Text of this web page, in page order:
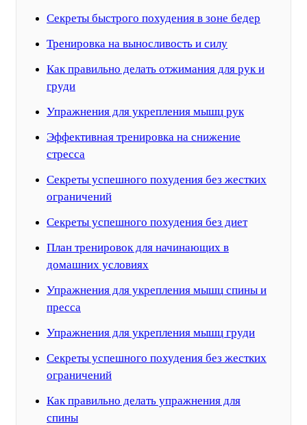
Секреты быстрого похудения в зоне бедер
Тренировка на выносливость и силу
Как правильно делать отжимания для рук и
груди
Упражнения для укрепления мышц рук
Эффективная тренировка на снижение
стресса
Секреты успешного похудения без жестких
ограничений
Секреты успешного похудения без диет
План тренировок для начинающих в
домашних условиях
Упражнения для укрепления мышц спины и
пресса
Упражнения для укрепления мышц груди
Секреты успешного похудения без жестких
ограничений
Как правильно делать упражнения для
спины